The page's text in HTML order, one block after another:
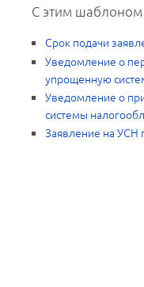
С этим шаблоном
Срок подачи
Уведомление о
упрощенную
Уведомление о
системы
Заявление на УСН